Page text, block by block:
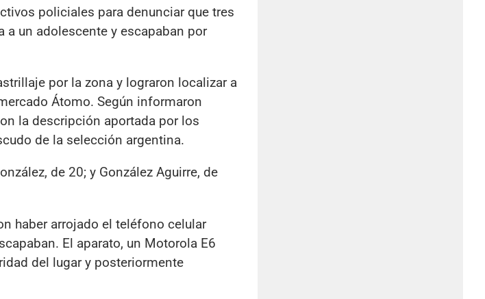
policiales para denunciar que tres
un adolescente y escapaban por
por la zona y lograron localizar a
Átomo. Según informaron
la descripción aportada por los
de la selección argentina.
de 20; y González Aguirre, de
haber arrojado el teléfono celular
El aparato, un Motorola E6
del lugar y posteriormente